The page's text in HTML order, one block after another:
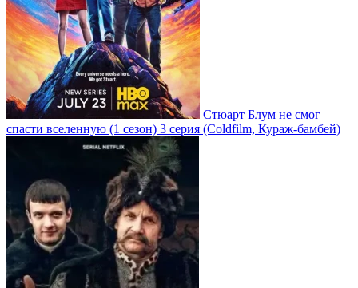
Стюарт Блум не смог
спасти вселенную (1 сезон) 3 серия (Coldfilm, Кураж-бамбей)